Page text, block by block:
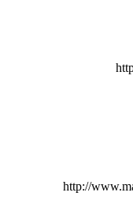
http://